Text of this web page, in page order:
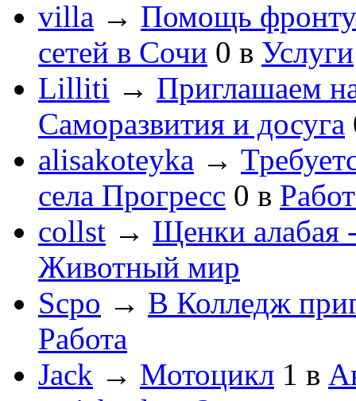
villa → Помощь
сетей в Сочи 0 в Услуги
Lilliti → Приглашаем
Саморазвития и досуга
alisakoteyka →
села Прогресс 0 в
collst → Щенки алабая
Животный мир
Scpo → В Колледж
Работа
Jack → Мотоцикл 1 в